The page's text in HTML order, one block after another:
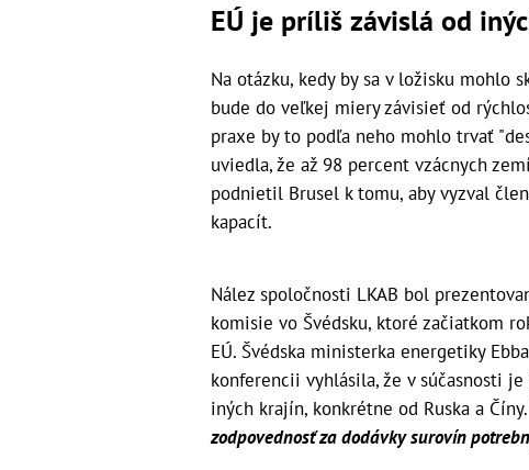
EÚ je príliš závislá od
Na otázku, kedy by sa v ložisku mohlo
bude do veľkej miery závisieť od
praxe by to podľa neho mohlo trvať
uviedla, že až 98 percent vzácnych
podnietil Brusel k tomu, aby vyzval
kapacít.
Nález spoločnosti LKAB bol
komisie vo Švédsku, ktoré začiatkom
EÚ. Švédska ministerka energetiky
konferencii vyhlásila, že v súčasnosti
iných krajín, konkrétne od Ruska a Číny.
zodpovednosť za dodávky surovín